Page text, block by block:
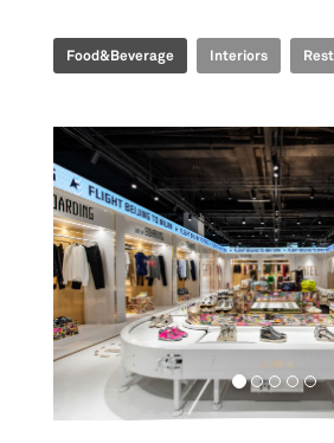
Food&Beverage Interiors